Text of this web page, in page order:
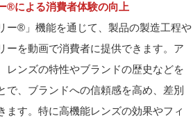
®による消費者体験の向上
ー®」機能を通じて、製品の製造工程や
ーを動画で消費者に提供できます。ア
レンズの特性やブランドの歴史などを
で、ブランドへの信頼感を高め、差別
ます。特に高機能レンズの効果やフィ